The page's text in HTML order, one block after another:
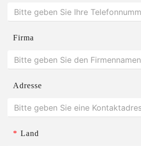
Firma
Adresse
* Land